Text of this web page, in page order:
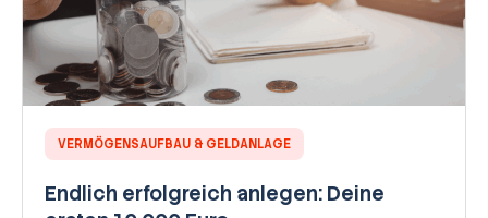
VERMÖGENSAUFBAU & GELDANLAGE
Endlich erfolgreich anlegen: Deine